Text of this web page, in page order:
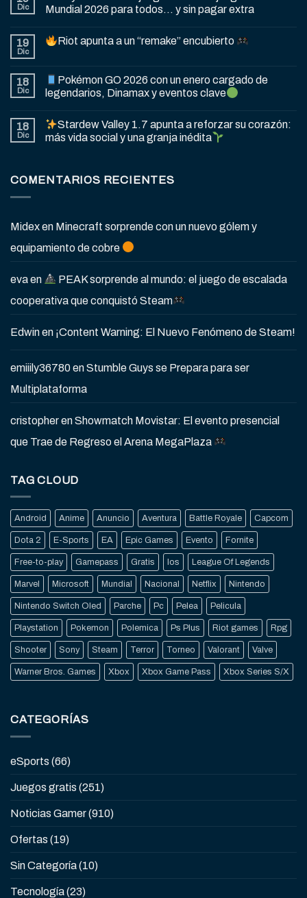
Dic
Mundial 2026 para todos… y sin pagar extra
19
Dic
Riot apunta a un “remake” encubierto
18
Dic
Pokémon GO 2026 con un enero cargado de
legendarios, Dinamax y eventos clave
18
Dic
Stardew Valley 1.7 apunta a reforzar su corazón:
más vida social y una granja inédita
COMENTARIOS RECIENTES
Midexen Minecraft sorprende con un nuevo gólem y
equipamiento de cobre
evaen
PEAK sorprende al mundo: el juego de escalada
cooperativa que conquistó Steam
Edwinen ¡Content Warning: El Nuevo Fenómeno de Steam!
emiiily36780enStumble Guys se Prepara para ser
Multiplataforma
cristopherenShowmatch Movistar: El evento presencial
que Trae de Regreso el Arena MegaPlaza
TAG CLOUD
Android Anime Anuncio Aventura Battle Royale Capcom
Dota 2 E-Sports EA Epic Games Evento Fornite
Free-to-play Gamepass Gratis Ios League Of Legends
Marvel Microsoft Mundial Nacional Netflix Nintendo
Nintendo Switch Oled Parche Pc Pelea Pelicula
Playstation Pokemon Polemica Ps Plus Riot games Rpg
Shooter Sony Steam Terror Torneo Valorant Valve
Warner Bros. Games Xbox Xbox Game Pass Xbox Series S/X
CATEGORÍAS
eSports (66)
Juegos gratis (251)
Noticias Gamer(910)
Ofertas (19)
Sin Categoría(10)
Tecnología(23)